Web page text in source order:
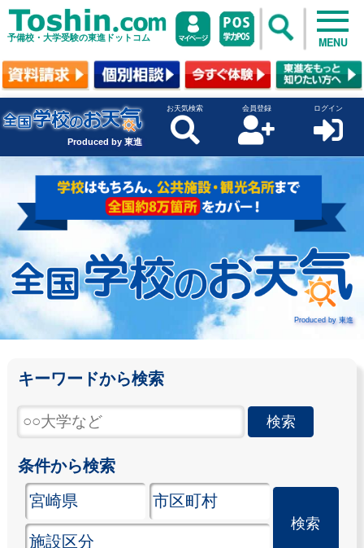
予備校・大学受験の東進ドットコム MENU
Produced by 東進
お天気検索 会員登録 ログイン
Produced by 東進
キーワードから検索
条件から検索